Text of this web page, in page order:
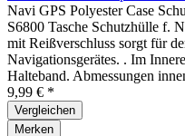
Navi GPS Polyester Case
S6800 Tasche Schutzhülle f.
mit Reißverschluss sorgt für
Navigationsgerätes. . Im
Halteband. Abmessungen
9,99 € *
Vergleichen
Merken